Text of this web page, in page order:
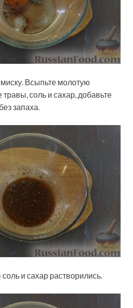
Всыпьте молотую
травы, соль и сахар, добавьте
запаха.
и сахар растворились.